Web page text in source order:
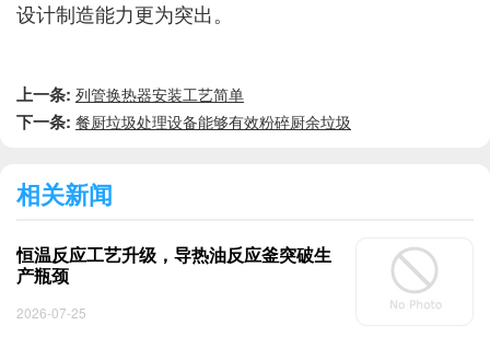
设计制造能力更为突出。
上一条: 列管换热器安装工艺简单
下一条: 餐厨垃圾处理设备​能够有效粉碎厨余垃圾
相关新闻
恒温反应工艺升级，导热油反应釜突破生
产瓶颈
2026-07-25